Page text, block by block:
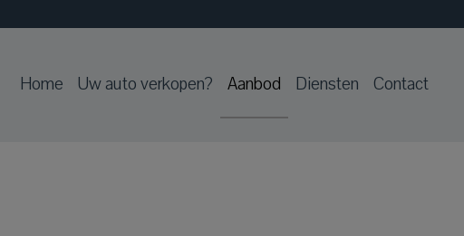
Home Uw auto verkopen? Aanbod Diensten Contact